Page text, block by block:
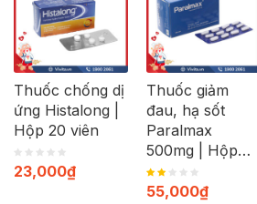
Thuốc chống dị
ứng Histalong |
Hộp 20 viên
23,000₫
Thuốc giảm
đau, hạ sốt
Paralmax
500mg | Hộp
120 viên
55,000₫